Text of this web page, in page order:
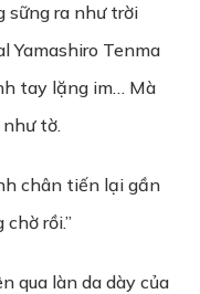
sững ra như trời
Yamashiro Tenma
tay lặng im… Mà
tờ.
chân tiến lại gần
rồi.”
qua làn da dày của